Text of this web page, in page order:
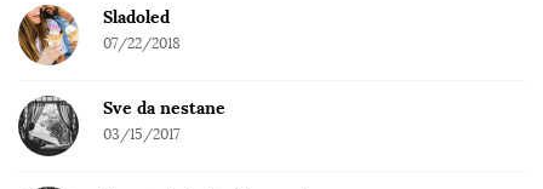
Sladoled
07/22/2018
Sve da nestane
03/15/2017